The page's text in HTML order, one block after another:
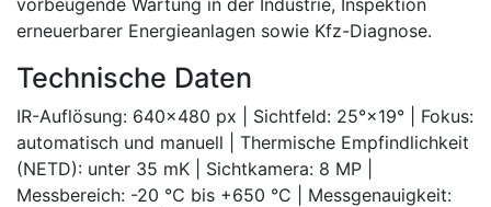
vorbeugende Wartung in der Industrie, Inspektion
erneuerbarer Energieanlagen sowie Kfz-Diagnose.
Technische Daten
IR-Auflösung: 640×480 px | Sichtfeld: 25°×19° | Fokus:
automatisch und manuell | Thermische Empfindlichkeit
(NETD): unter 35 mK | Sichtkamera: 8 MP |
Messbereich: -20 °C bis +650 °C | Messgenauigkeit: